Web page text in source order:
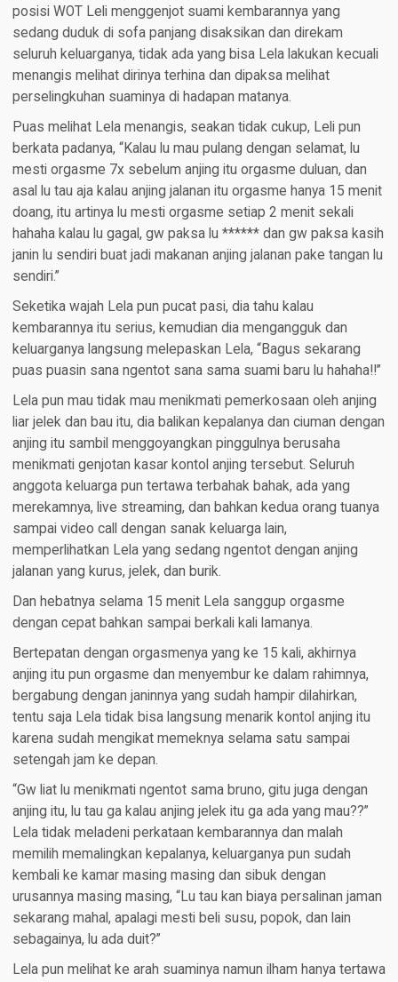
posisi WOT Leli menggenjot suami kembarannya yang
sedang duduk di sofa panjang disaksikan dan direkam
seluruh keluarganya, tidak ada yang bisa Lela lakukan kecuali
menangis melihat dirinya terhina dan dipaksa melihat
perselingkuhan suaminya di hadapan matanya.
Puas melihat Lela menangis, seakan tidak cukup, Leli pun
berkata padanya, “Kalau lu mau pulang dengan selamat, lu
mesti orgasme 7x sebelum anjing itu orgasme duluan, dan
asal lu tau aja kalau anjing jalanan itu orgasme hanya 15 menit
doang, itu artinya lu mesti orgasme setiap 2 menit sekali
hahaha kalau lu gagal, gw paksa lu ****** dan gw paksa kasih
janin lu sendiri buat jadi makanan anjing jalanan pake tangan lu
sendiri.”
Seketika wajah Lela pun pucat pasi, dia tahu kalau
kembarannya itu serius, kemudian dia mengangguk dan
keluarganya langsung melepaskan Lela, “Bagus sekarang
puas puasin sana ngentot sana sama suami baru lu hahaha!!”
Lela pun mau tidak mau menikmati pemerkosaan oleh anjing
liar jelek dan bau itu, dia balikan kepalanya dan ciuman dengan
anjing itu sambil menggoyangkan pinggulnya berusaha
menikmati genjotan kasar kontol anjing tersebut. Seluruh
anggota keluarga pun tertawa terbahak bahak, ada yang
merekamnya, live streaming, dan bahkan kedua orang tuanya
sampai video call dengan sanak keluarga lain,
memperlihatkan Lela yang sedang ngentot dengan anjing
jalanan yang kurus, jelek, dan burik.
Dan hebatnya selama 15 menit Lela sanggup orgasme
dengan cepat bahkan sampai berkali kali lamanya.
Bertepatan dengan orgasmenya yang ke 15 kali, akhirnya
anjing itu pun orgasme dan menyembur ke dalam rahimnya,
bergabung dengan janinnya yang sudah hampir dilahirkan,
tentu saja Lela tidak bisa langsung menarik kontol anjing itu
karena sudah mengikat memeknya selama satu sampai
setengah jam ke depan.
“Gw liat lu menikmati ngentot sama bruno, gitu juga dengan
anjing itu, lu tau ga kalau anjing jelek itu ga ada yang mau??”
Lela tidak meladeni perkataan kembarannya dan malah
memilih memalingkan kepalanya, keluarganya pun sudah
kembali ke kamar masing masing dan sibuk dengan
urusannya masing masing, “Lu tau kan biaya persalinan jaman
sekarang mahal, apalagi mesti beli susu, popok, dan lain
sebagainya, lu ada duit?”
Lela pun melihat ke arah suaminya namun ilham hanya tertawa